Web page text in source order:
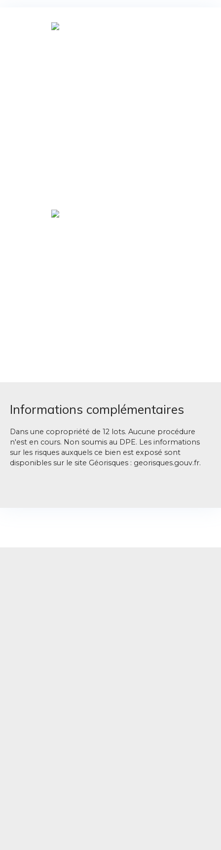
Informations complémentaires
Dans une copropriété de 12 lots. Aucune procédure
n'est en cours. Non soumis au DPE. Les informations
sur les risques auxquels ce bien est exposé sont
disponibles sur le site Géorisques : georisques.gouv.fr.